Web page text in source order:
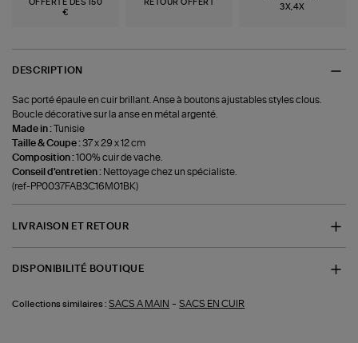
OFFERTE DÈS 150
€
RETOUR OFFERT
3X,4X
DESCRIPTION
Sac porté épaule en cuir brillant. Anse à boutons ajustables styles clous.
Boucle décorative sur la anse en métal argenté.
Made in :Tunisie
Taille & Coupe :37 x 29 x 12 cm
Composition :100% cuir de vache.
Conseil d'entretien : Nettoyage chez un spécialiste.
(ref-PP0037FAB3C16M01BK)
LIVRAISON ET RETOUR
DISPONIBILITÉ BOUTIQUE
Collections similaires : SACS A MAIN -SACS EN CUIR